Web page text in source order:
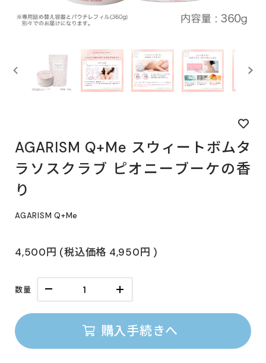
AGARISM Q+Me スウィートボムタ
ラソスクラブ ピオニーブーケの香
り
AGARISM Q+Me
4,500円 (税込価格 4,950円 )
数量
購入手続きへ